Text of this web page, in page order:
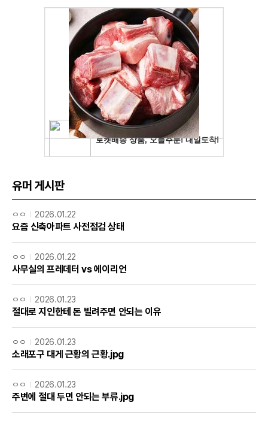
유머 게시판
ㅇㅇ 2026.01.22
요즘 신축아파트 사전점검 상태
ㅇㅇ 2026.01.22
사무실의 프레데터 vs 에이리언
ㅇㅇ 2026.01.23
절대로 지인한테 돈 빌려주면 안되는 이유
ㅇㅇ 2026.01.23
소래포구 대게 근황의 근황.jpg
ㅇㅇ 2026.01.23
주변에 절대 두면 안되는 부류.jpg